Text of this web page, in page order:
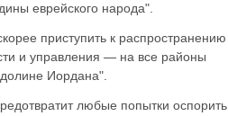
еврейского народа".
приступить к распространению
и управления — на все районы
Иордана".
любые попытки оспорить